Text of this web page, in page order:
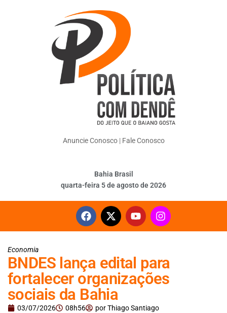
Anuncie Conosco| Fale Conosco
Bahia Brasil
quarta-feira 5 de agosto de 2026
Economia
BNDES lança edital para
fortalecer organizações
sociais da Bahia
03/07/2026 08h56 porThiago Santiago